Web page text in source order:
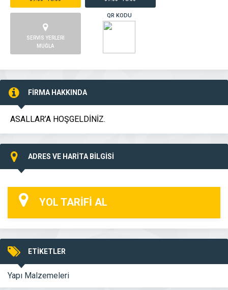
SERVİS YERLERİ
MUĞLA
QR KODU
FİRMA HAKKINDA
ASALLAR’A HOŞGELDİNİZ.
ADRES VE HARİTA BİLGİSİ
YOL TARİFİ AL
ETİKETLER
Yapı Malzemeleri